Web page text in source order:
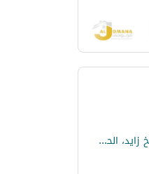
شقة فندقية مفروشة للإيجار في أرقى احياء الشيخ زايد، الحي التامن باقل سعر يومي قريبة من جميع الخدمات.